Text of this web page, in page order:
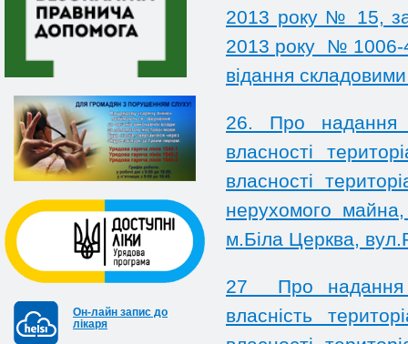
Он-лайн запис до
лікаря
2013 року № 15,
2013 року № 1006-
відання
26. Про надання
власності
власності
нерухомого
м.Біла Церква,
27 Про надання
власність